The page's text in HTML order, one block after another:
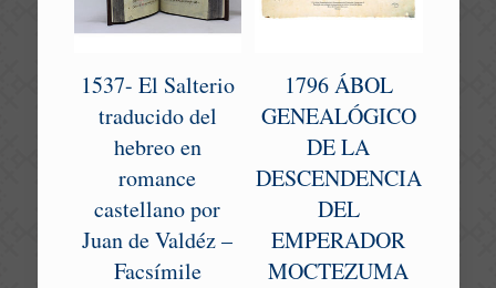
1537- El Salterio
traducido del
hebreo en
romance
castellano por
Juan de Valdéz –
Facsímile
1796 ÁBOL
GENEALÓGICO
DE LA
DESCENDENCIA
DEL
EMPERADOR
MOCTEZUMA